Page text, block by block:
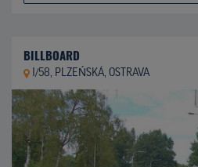
BILLBOARD
I/58, PLZEŃSKÁ, OSTRAVA